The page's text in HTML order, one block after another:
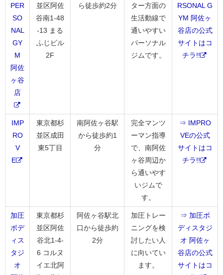
PER
SO
NAL
GY
M
阿佐
ヶ谷
店
並区阿佐
谷南1-48
-13 まる
ふじビル
2F
ら徒歩約2分
ター方面の
生活動線で
通いやすい
パーソナル
ジムです。
RSONAL G
YM 阿佐ヶ
谷店の公式
サイトはコ
チラ!!
IMP
RO
V
E
東京都杉
並区成田
東5丁目
南阿佐ヶ谷駅
から徒歩約1
分
完全マンツ
ーマン指導
で、南阿佐
ヶ谷周辺か
ら通いやす
いジムで
す。
⇒ IMPRO
VEの公式
サイトはコ
チラ!!
加圧
ボデ
ィス
タジ
オ
東京都杉
並区阿佐
谷北1-4-
6 コルヌ
イエ北阿
阿佐ヶ谷駅北
口から徒歩約
2分
加圧トレー
ニングを検
討したい人
に向いてい
ます。
⇒ 加圧ボ
ディスタジ
オ 阿佐ヶ
谷店の公式
サイトはコ